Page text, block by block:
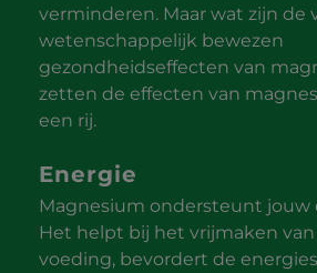
verminderen. Maar wat zijn de
wetenschappelijk bewezen
gezondheidseffecten van
zetten de effecten van
een rij.
Energie
Magnesium ondersteunt jouw
Het helpt bij het vrijmaken
voeding, bevordert de